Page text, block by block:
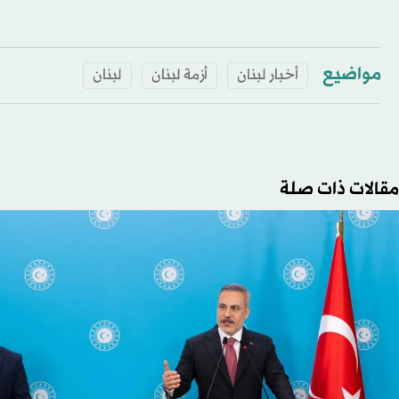
مواضيع أخبار لبنان أزمة لبنان لبنان
مقالات ذات صلة